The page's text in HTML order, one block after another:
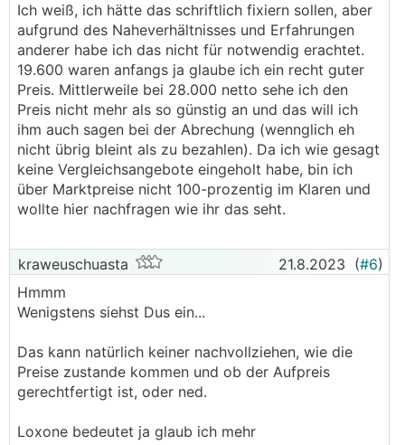
Ich weiß, ich hätte das schriftlich fixiern sollen, aber
aufgrund des Naheverhältnisses und Erfahrungen
anderer habe ich das nicht für notwendig erachtet.
19.600 waren anfangs ja glaube ich ein recht guter
Preis. Mittlerweile bei 28.000 netto sehe ich den
Preis nicht mehr als so günstig an und das will ich
ihm auch sagen bei der Abrechung (wennglich eh
nicht übrig bleint als zu bezahlen). Da ich wie gesagt
keine Vergleichsangebote eingeholt habe, bin ich
über Marktpreise nicht 100-prozentig im Klaren und
wollte hier nachfragen wie ihr das seht.
kraweuschuasta 21.8.2023 (#6)
Hmmm
Wenigstens siehst Dus ein...
Das kann natürlich keiner nachvollziehen, wie die
Preise zustande kommen und ob der Aufpreis
gerechtfertigt ist, oder ned.
Loxone bedeutet ja glaub ich mehr